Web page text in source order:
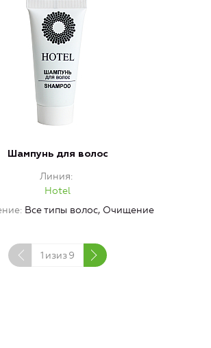
Шампунь для волос
Линия
Hotel
Все типы волос, Очищение
1 изиз9